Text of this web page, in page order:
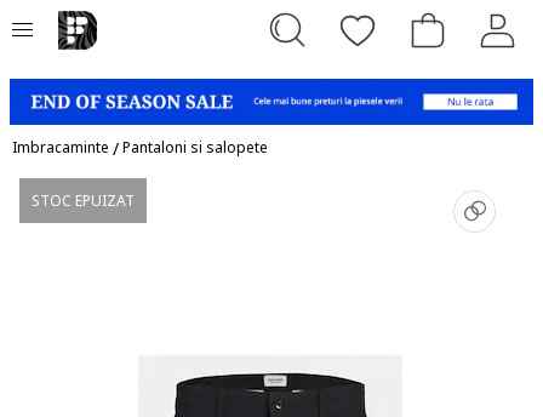
Imbracaminte /Pantaloni si salopete
STOC EPUIZAT